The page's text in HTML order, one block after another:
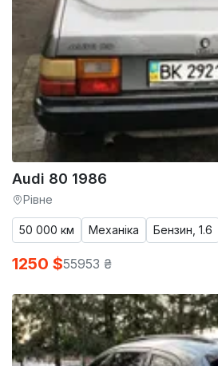
Audi 80 1986
Рівне
50 000 км Механіка Бензин, 1.6
1250 $55953 ₴